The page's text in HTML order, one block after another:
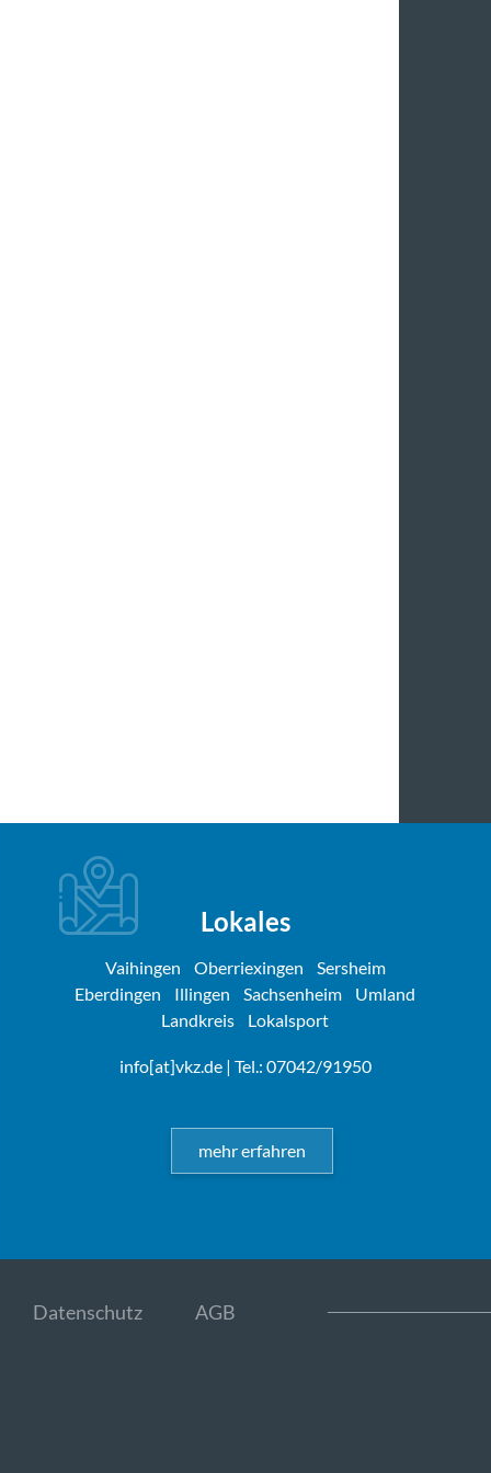
Lokales
Vaihingen Oberriexingen
Sersheim
Eberdingen
Illingen Sachsenheim
Umland
Landkreis
Lokalsport
info[at]vkz.de| Tel.: 07042/91950
mehr erfahren
Datenschutz AGB